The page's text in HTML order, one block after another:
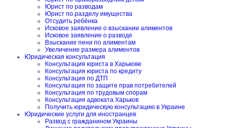
Юрист по разводам
Юрист по разделу имущества
Отсудить ребёнка
Исковое заявление о взыскании алиментов
Исковое заявление о разводе
Взыскание пени по алиментам
Увеличение размера алиментов
Юридическая консультация
Консультация юриста в Харькове
Консультация юриста по кредиту
Консультация по ДТП
Консультация по защите прав потребителей
Консультация по трудовым спорам
Консультация адвоката Харьков
Получить юридическую консультацию в Украине
Юридические услуги для иностранцев
Развод с гражданином Украины